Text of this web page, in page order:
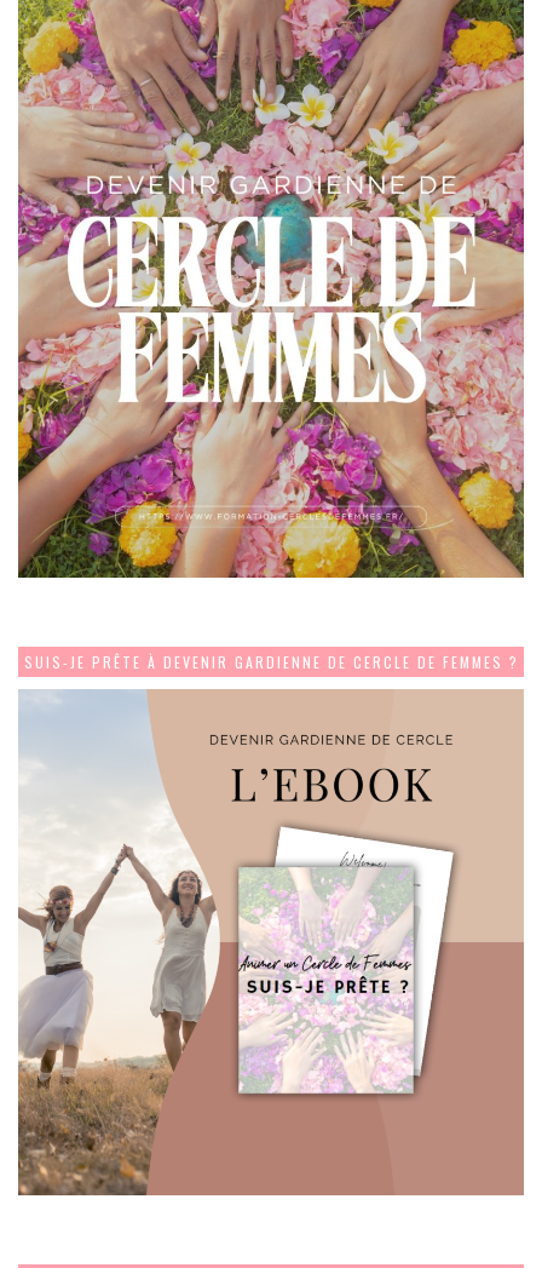
SUIS-JE PRÊTE À DEVENIR GARDIENNE DE CERCLE DE FEMMES ?